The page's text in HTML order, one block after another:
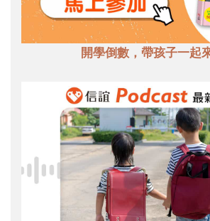
開學倒數，帶孩子一起